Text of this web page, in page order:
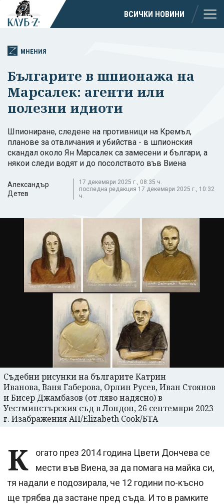
ВСИЧКИ НОВИНИ
МНЕНИЯ
Българите в шпионажа на
Марсалек: агенти или
полезни идиоти
Шпиониране, следене на противници на Кремъл,
планове за отвличания и убийства - в шпионския
скандал около Ян Марсалек са замесени и българи, а
някои следи водят и до посолството във Виена
Александър
Детев
17 декември 2025 г., 08:35 ч.
последна редакция 17 декември 2025 г., 10:32
ч.
Съдебни рисунки на българите Катрин
Иванова, Ваня Габерова, Орлин Русев, Иван Стоянов
и Бисер Джамбазов (от ляво надясно) в
Уестминстърския съд в Лондон, 26 септември 2023
г. Изабражения АП/Elizabeth Cook/БТА
К
огато през 2014 година Цвети Дончева се
мести във Виена, за да помага на майка си,
тя надали e подозирала, че 12 години по-късно
ще трябва да застане пред съда. И то в рамките